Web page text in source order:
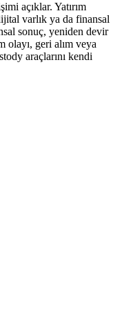
açıklar. Yatırım
varlık ya da finansal
sonuç, yeniden devir
olayı, geri alım veya
araçlarını kendi